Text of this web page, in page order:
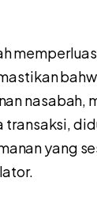
nasabah,
transaksi,
yang